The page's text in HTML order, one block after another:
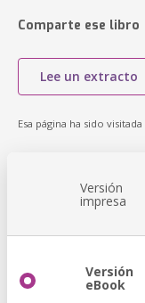
Comparte ese libro
Lee un extracto
Esa página ha sido visitada
Versión
impresa
Versión
eBook